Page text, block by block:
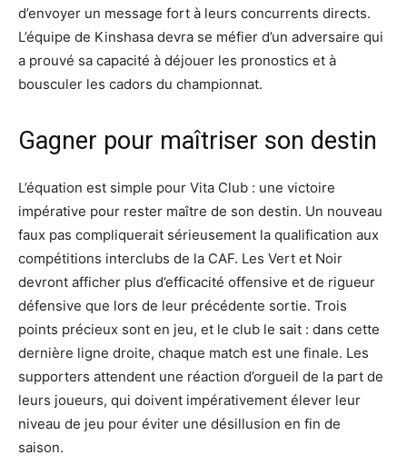
d’envoyer un message fort à leurs concurrents directs.
L’équipe de Kinshasa devra se méfier d’un adversaire qui
a prouvé sa capacité à déjouer les pronostics et à
bousculer les cadors du championnat.
Gagner pour maîtriser son destin
L’équation est simple pour Vita Club : une victoire
impérative pour rester maître de son destin. Un nouveau
faux pas compliquerait sérieusement la qualification aux
compétitions interclubs de la CAF. Les Vert et Noir
devront afficher plus d’efficacité offensive et de rigueur
défensive que lors de leur précédente sortie. Trois
points précieux sont en jeu, et le club le sait : dans cette
dernière ligne droite, chaque match est une finale. Les
supporters attendent une réaction d’orgueil de la part de
leurs joueurs, qui doivent impérativement élever leur
niveau de jeu pour éviter une désillusion en fin de
saison.